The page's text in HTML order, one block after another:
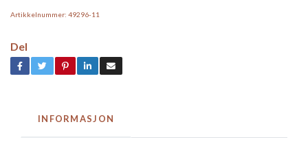
Artikkelnummer: 49296-11
Del
INFORMASJON